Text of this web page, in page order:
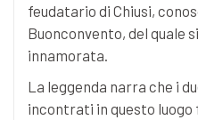
feudatario di Chiusi,
Buonconvento, del quale
innamorata.
La leggenda narra che i
incontrati in questo luogo